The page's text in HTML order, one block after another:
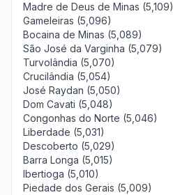
Madre de Deus de Minas (5,109)
Gameleiras (5,096)
Bocaina de Minas (5,089)
São José da Varginha (5,079)
Turvolândia (5,070)
Crucilândia (5,054)
José Raydan (5,050)
Dom Cavati (5,048)
Congonhas do Norte (5,046)
Liberdade (5,031)
Descoberto (5,029)
Barra Longa (5,015)
Ibertioga (5,010)
Piedade dos Gerais (5,009)